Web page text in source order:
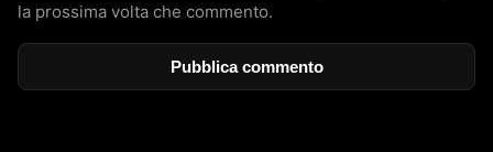
la prossima volta che commento.